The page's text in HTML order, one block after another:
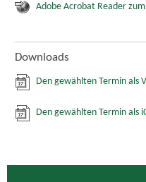
Adobe Acrobat Reader
Downloads
Den gewählten Termin als
Den gewählten Termin als